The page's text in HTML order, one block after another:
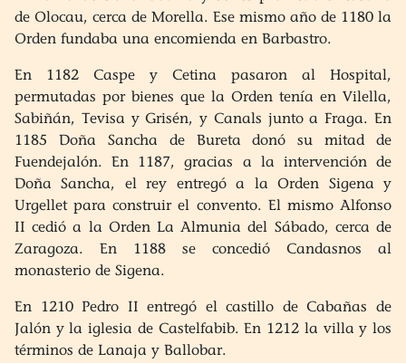
de Olocau, cerca de Morella. Ese mismo año de 1180 la
Orden fundaba una encomienda en Barbastro.
En 1182 Caspe y Cetina pasaron al Hospital,
permutadas por bienes que la Orden tenía en Vilella,
Sabiñán, Tevisa y Grisén, y Canals junto a Fraga. En
1185 Doña Sancha de Bureta donó su mitad de
Fuendejalón. En 1187, gracias a la intervención de
Doña Sancha, el rey entregó a la Orden Sigena y
Urgellet para construir el convento. El mismo Alfonso
II cedió a la Orden La Almunia del Sábado, cerca de
Zaragoza. En 1188 se concedió Candasnos al
monasterio de Sigena.
En 1210 Pedro II entregó el castillo de Cabañas de
Jalón y la iglesia de Castelfabib. En 1212 la villa y los
términos de Lanaja y Ballobar.